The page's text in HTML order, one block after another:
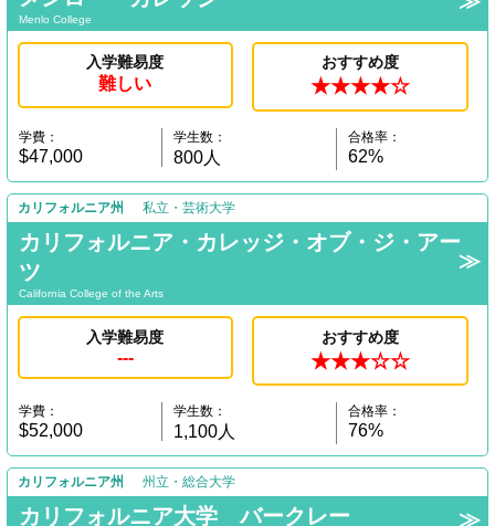
Menlo College
入学難易度
難しい
おすすめ度
★★★★☆
学費：
$47,000
学生数：
800人
合格率：
62%
カリフォルニア州 私立・芸術大学
カリフォルニア・カレッジ・オブ・ジ・アー
ツ
California College of the Arts
入学難易度
---
おすすめ度
★★★☆☆
学費：
$52,000
学生数：
1,100人
合格率：
76%
カリフォルニア州 州立・総合大学
カリフォルニア大学 バークレー